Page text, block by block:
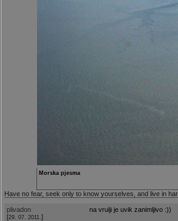
Morska pjesma
Have no fear, seek only to know yourselves, and live in
plivadon
[29. 07. 2011. ]
na vrulji je uvik zanimljivo :))